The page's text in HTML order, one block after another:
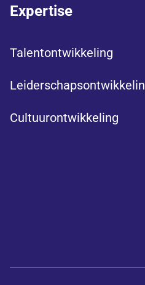
Expertise
Talentontwikkeling
Cultuurontwikkeling